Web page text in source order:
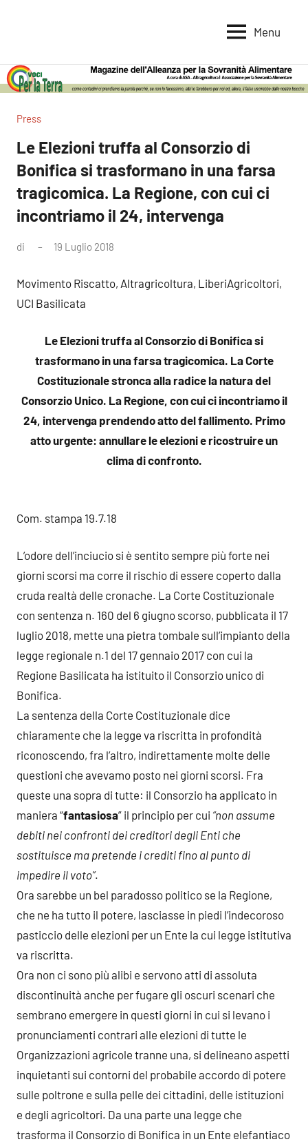
per
la
Terra
per
la
Alimentare
Menu
Press
Le Elezioni truffa al Consorzio di
Bonifica si trasformano in una farsa
tragicomica. La Regione, con cui ci
incontriamo il 24, intervenga
di 19 Luglio 2018
Movimento Riscatto, Altragricoltura, LiberiAgricoltori,
UCI Basilicata
Le Elezioni truffa al Consorzio di Bonifica si
trasformano in una farsa tragicomica. La Corte
Costituzionale stronca alla radice la natura del
Consorzio Unico. La Regione, con cui ci incontriamo il
24, intervenga prendendo atto del fallimento. Primo
atto urgente: annullare le elezioni e ricostruire un
clima di confronto.
Com. stampa 19.7.18
L’odore dell’inciucio si è sentito sempre più forte nei
giorni scorsi ma corre il rischio di essere coperto dalla
cruda realtà delle cronache. La Corte Costituzionale
con sentenza n. 160 del 6 giugno scorso, pubblicata il 17
luglio 2018, mette una pietra tombale sull’impianto della
legge regionale n.1 del 17 gennaio 2017 con cui la
Regione Basilicata ha istituito il Consorzio unico di
Bonifica.
La sentenza della Corte Costituzionale dice
chiaramente che la legge va riscritta in profondità
riconoscendo, fra l’altro, indirettamente molte delle
questioni che avevamo posto nei giorni scorsi. Fra
queste una sopra di tutte: il Consorzio ha applicato in
maniera “fantasiosa” il principio per cui “non assume
debiti nei confronti dei creditori degli Enti che
sostituisce ma pretende i crediti fino al punto di
impedire il voto”.
Ora sarebbe un bel paradosso politico se la Regione,
che ne ha tutto il potere, lasciasse in piedi l’indecoroso
pasticcio delle elezioni per un Ente la cui legge istitutiva
va riscritta.
Ora non ci sono più alibi e servono atti di assoluta
discontinuità anche per fugare gli oscuri scenari che
sembrano emergere in questi giorni in cui si levano i
pronunciamenti contrari alle elezioni di tutte le
Organizzazioni agricole tranne una, si delineano aspetti
inquietanti sui contorni del probabile accordo di potere
sulle poltrone e sulla pelle dei cittadini, delle istituzioni
e degli agricoltori. Da una parte una legge che
trasforma il Consorzio di Bonifica in un Ente elefantiaco